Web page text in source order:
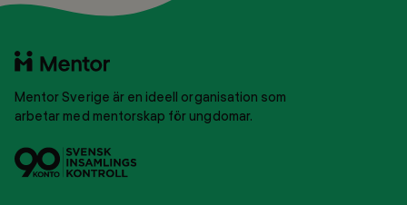
Till
Mentor Sverige är en ideell organisation som
arbetar med mentorskap för ungdomar.
Svensk
insamlingskontroll